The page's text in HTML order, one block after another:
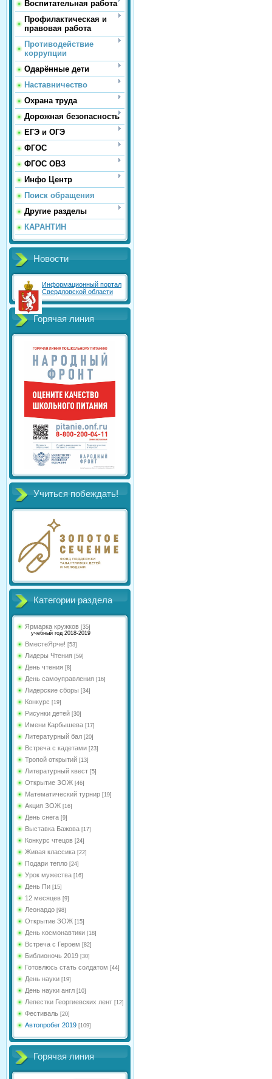
Воспитательная работа
Профилактическая и
правовая работа
Противодействие
коррупции
Одарённые дети
Наставничество
Охрана труда
Дорожная безопасность
ЕГЭ и ОГЭ
ФГОС
ФГОС ОВЗ
Инфо Центр
Поиск обращения
Другие разделы
КАРАНТИН
Новости
Информационный портал
Свердловской области
Горячая линия
Учиться побеждать!
Категории раздела
Ярмарка кружков [35]
учебный год 2018-2019
ВместеЯрче! [53]
Лидеры Чтения [59]
День чтения [8]
День самоуправления [16]
Лидерские сборы [34]
Конкурс [19]
Рисунки детей [30]
Имени Карбышева [17]
Литературный бал [20]
Встреча с кадетами [23]
Тропой открытий [13]
Литературный квест [5]
Открытие ЗОЖ [46]
Математический турнир [19]
Акция ЗОЖ [16]
День снега [9]
Выставка Бажова [17]
Конкурс чтецов [24]
Живая классика [22]
Подари тепло [24]
Урок мужества [16]
День Пи [15]
12 месяцев [9]
Леонардо [98]
Открытие ЗОЖ [15]
День космонавтики [18]
Встреча с Героем [82]
Библионочь 2019 [30]
Готовлюсь стать солдатом [44]
День науки [19]
День науки англ [10]
Лепестки Георгиевских лент [12]
Фестиваль [20]
Автопробег 2019 [109]
Горячая линия